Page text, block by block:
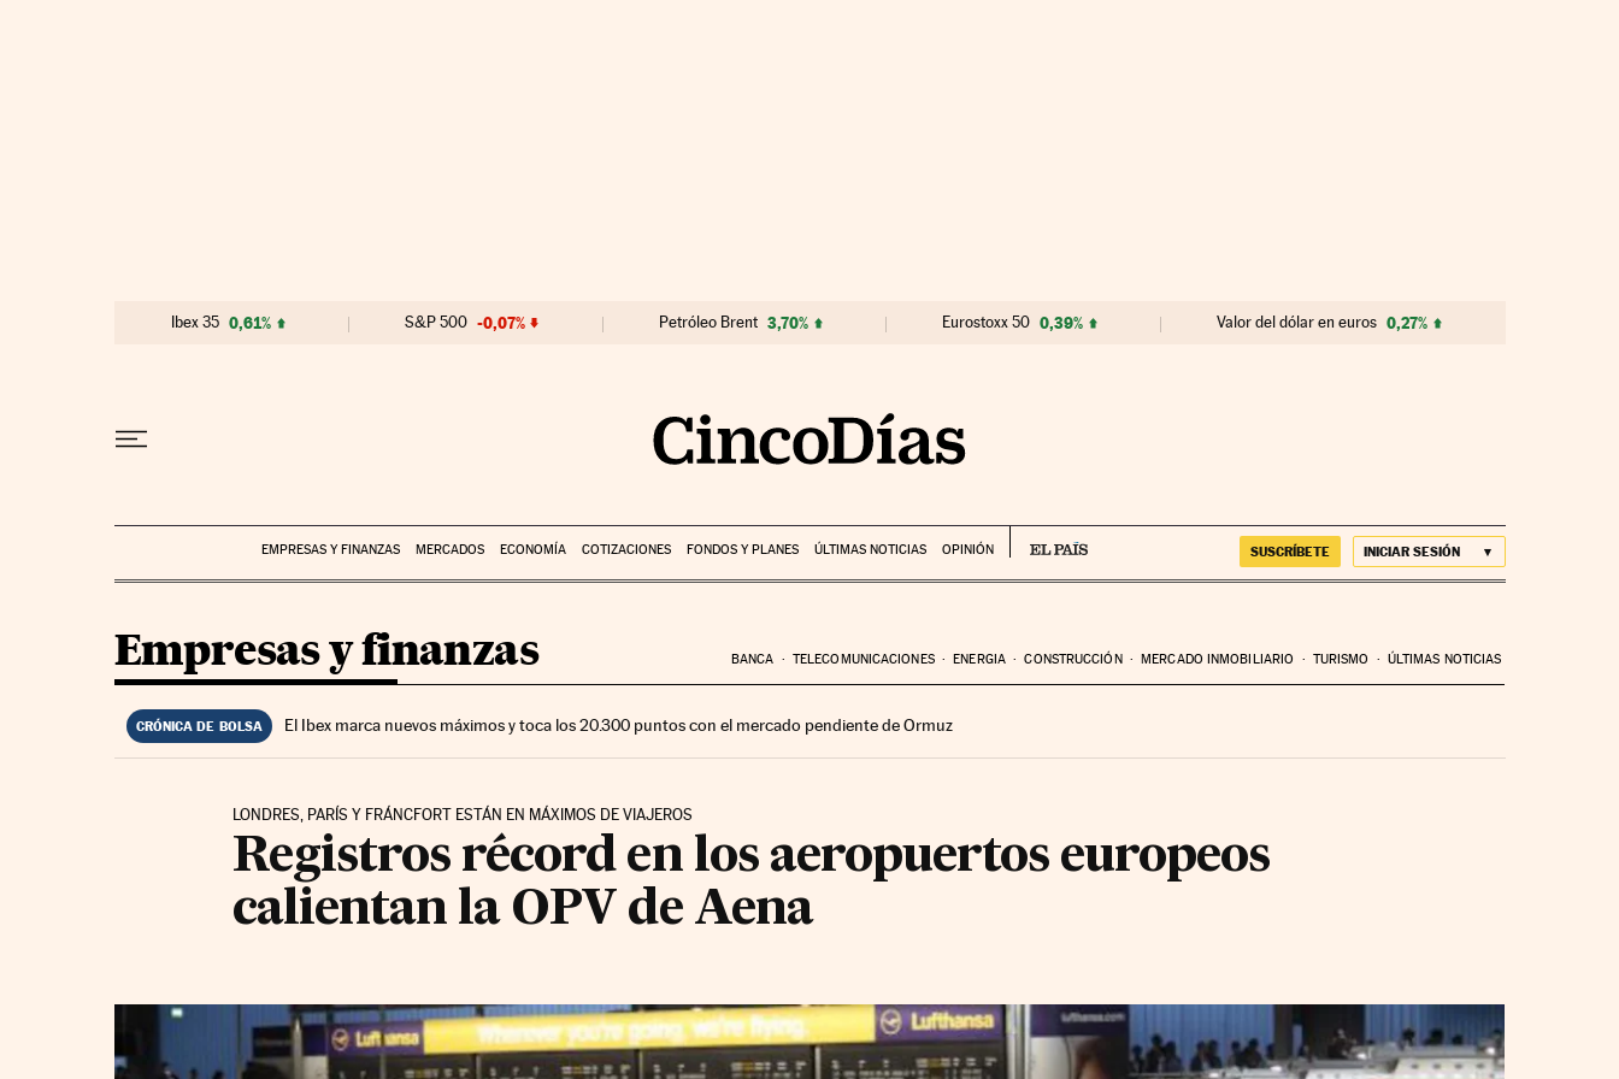
Ibex 35 0,61% S&P 500 -0,07% Petróleo Brent 3,70% Eurostoxx 50 0,39% Valor del dólar en euros 0,27%
EMPRESAS Y FINANZAS MERCADOS ECONOMÍA COTIZACIONES FONDOS Y PLANES ÚLTIMAS NOTICIAS OPINIÓN SUSCRÍBETE INICIAR SESIÓN
Empresas y finanzas BANCA TELECOMUNICACIONES ENERGIA CONSTRUCCIÓN MERCADO INMOBILIARIO TURISMO ÚLTIMAS NOTICIAS
CRÓNICA DE BOLSA El Ibex marca nuevos máximos y toca los 20.300 puntos con el mercado pendiente de Ormuz
LONDRES, PARÍS Y FRÁNCFORT ESTÁN EN MÁXIMOS DE VIAJEROS
Registros récord en los aeropuertos europeos
calientan la OPV de Aena